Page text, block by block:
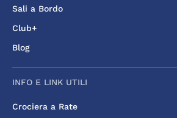
Sali a Bordo
Club+
Blog
INFO E LINK UTILI
Crociera a Rate